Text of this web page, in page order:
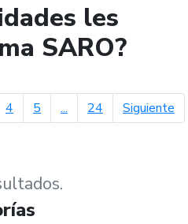
les
SARO?
4 5 ... 24 Siguiente